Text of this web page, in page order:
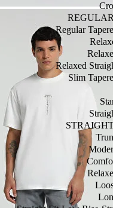
Regular
Relaxed
Slim